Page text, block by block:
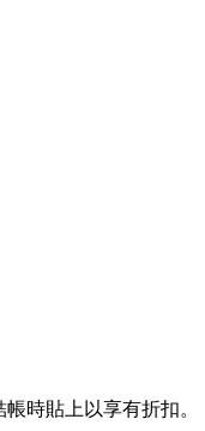
時貼上以享有折扣。